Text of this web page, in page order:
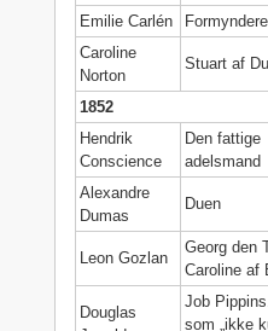
Emilie Carlén
Caroline
Norton
Stuart af
1852
Hendrik
Conscience
Den fattige
adelsmand
Alexandre
Dumas
Duen
Leon Gozlan
Georg den
Caroline af
Douglas
Job
som „ikke